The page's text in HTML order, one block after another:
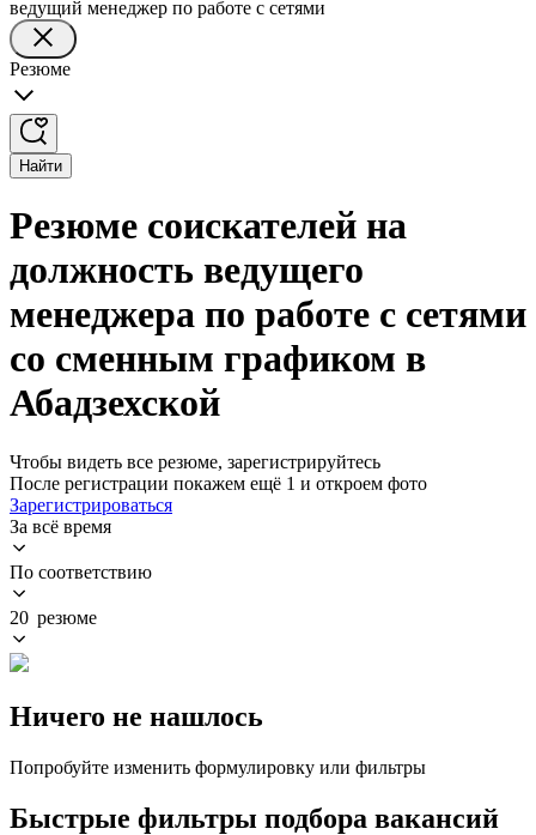
ведущий менеджер по работе с сетями
Резюме
Найти
Резюме соискателей на
должность ведущего
менеджера по работе с сетями
со сменным графиком в
Абадзехской
Чтобы видеть все резюме, зарегистрируйтесь
После регистрации покажем ещё 1 и откроем фото
Зарегистрироваться
За всё время
По соответствию
20 резюме
Ничего не нашлось
Попробуйте изменить формулировку или фильтры
Быстрые фильтры подбора вакансий